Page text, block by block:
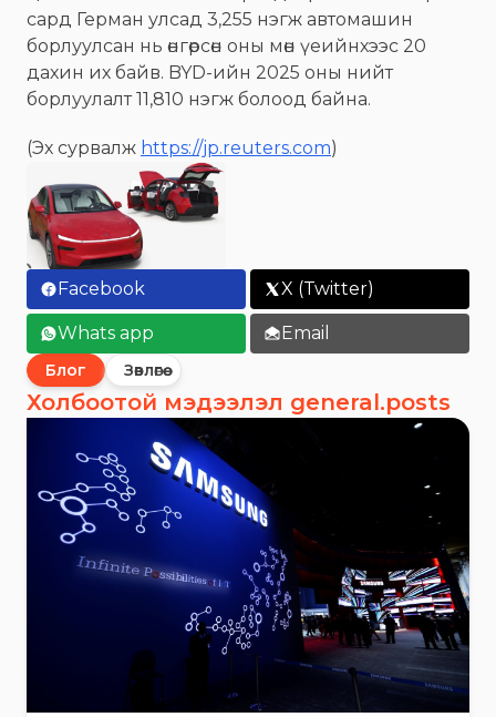
сард Герман улсад 3,255 нэгж автомашин
борлуулсан нь өнгөрсөн оны мөн үеийнхээс 20
дахин их байв. BYD-ийн 2025 оны нийт
борлуулалт 11,810 нэгж болоод байна.
(Эх сурвалж https://jp.reuters.com)
Facebook X (Twitter)
Whats app Email
Блог Зөвлөгөө
Холбоотой мэдээлэл general.posts